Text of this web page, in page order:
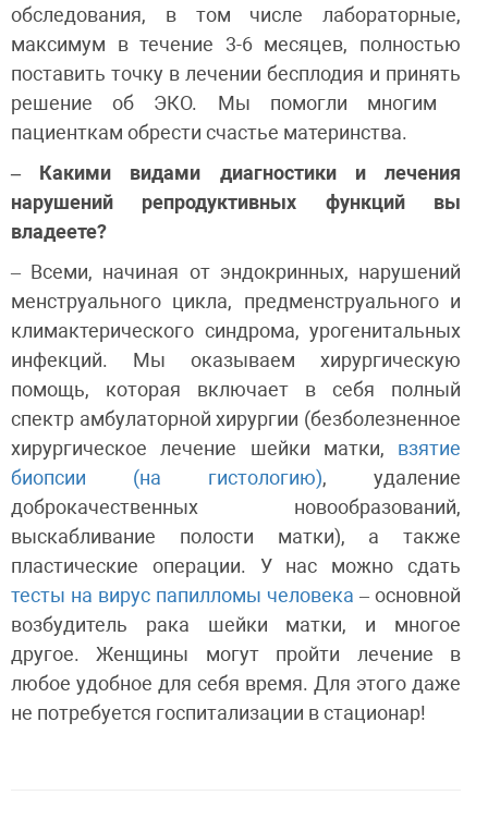
обследования, в том числе лабораторные,
максимум в течение 3-6 месяцев, полностью
поставить точку в лечении бесплодия и принять
решение об ЭКО. Мы помогли многим
пациенткам обрести счастье материнства.
– Какими видами диагностики и лечения
нарушений репродуктивных функций вы
владеете?
– Всеми, начиная от эндокринных, нарушений
менструального цикла, предменструального и
климактерического синдрома, урогенитальных
инфекций. Мы оказываем хирургическую
помощь, которая включает в себя полный
спектр амбулаторной хирургии (безболезненное
хирургическое лечение шейки матки, взятие
биопсии (на гистологию), удаление
доброкачественных новообразований,
выскабливание полости матки), а также
пластические операции. У нас можно сдать
тесты на вирус папилломы человека – основной
возбудитель рака шейки матки, и многое
другое. Женщины могут пройти лечение в
любое удобное для себя время. Для этого даже
не потребуется госпитализации в стационар!